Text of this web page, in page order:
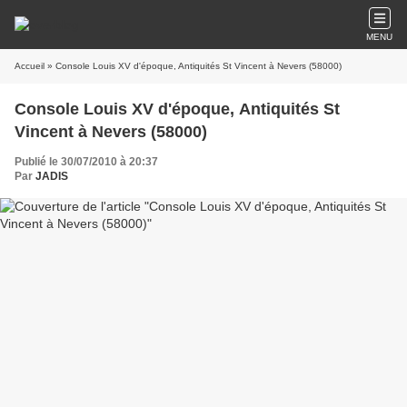
MENU
Accueil » Console Louis XV d'époque, Antiquités St Vincent à Nevers (58000)
Console Louis XV d'époque, Antiquités St
Vincent à Nevers (58000)
Publié le 30/07/2010 à 20:37
Par JADIS